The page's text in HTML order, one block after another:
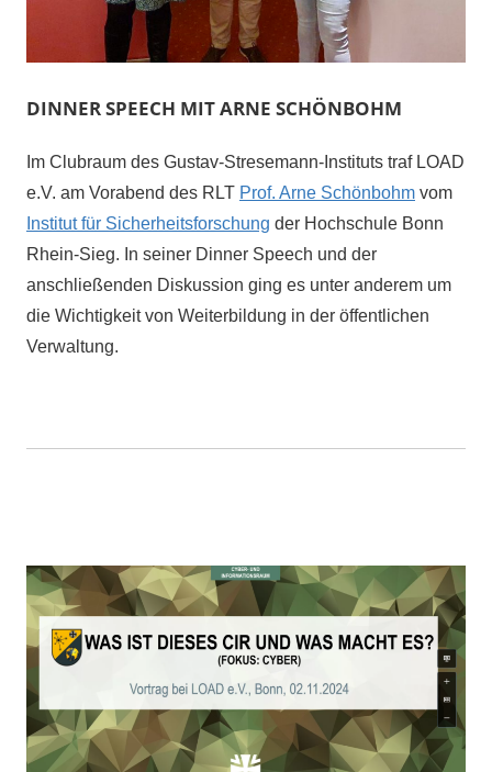
DINNER SPEECH MIT ARNE SCHÖNBOHM
Im Clubraum des Gustav-Stresemann-Instituts traf LOAD
e.V. am Vorabend des RLT Prof. Arne Schönbohm vom
Institut für Sicherheitsforschung der Hochschule Bonn
Rhein-Sieg. In seiner Dinner Speech und der
anschließenden Diskussion ging es unter anderem um
die Wichtigkeit von Weiterbildung in der öffentlichen
Verwaltung.